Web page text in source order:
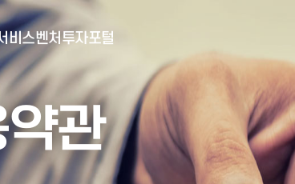
비스
드
적
벤처투자포털
- 포털소개
- BI소개관